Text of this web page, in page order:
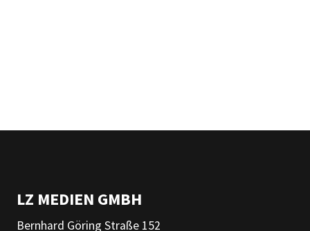
LZ MEDIEN GMBH
Bernhard Göring Straße 152